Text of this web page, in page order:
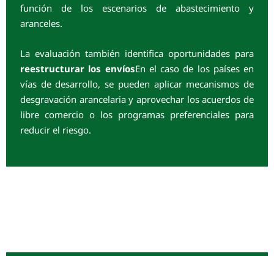
función de los escenarios de abastecimiento y
aranceles.
La evaluación también identifica oportunidades para
reestructurar los envíosEn el caso de los países en
vías de desarrollo, se pueden aplicar mecanismos de
desgravación arancelaria y aprovechar los acuerdos de
libre comercio o los programas preferenciales para
reducir el riesgo.